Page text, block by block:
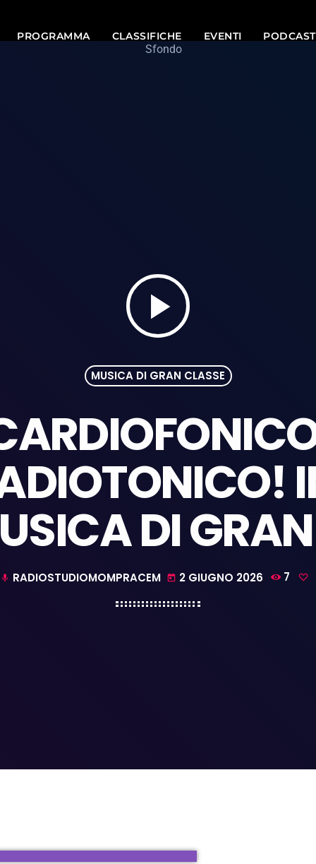
PROGRAMMA CLASSIFICHE EVENTI PODCAST
play_arrow
MUSICA DI GRAN CLASSE
DI
mic RADIOSTUDIOMOMPRACEM today 2 GIUGNO 2026 7